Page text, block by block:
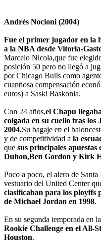
Andrés Nocioni (2004)
Fue el primer jugador en la
a la NBA desde Vitoria-
Marcelo Nicola,que fue
posición 50 pero no llegó a
por Chicago Bulls como
cuantiosa compensación
euros) a Saski Baskonia.
Con 24 años,el Chapu
colgada en su cuello tras los
2004.Su bagaje en el
y de competitividad a la
que sus principales
Duhon,Ben Gordon y Kirk
Poco a poco, el alero de
vestuario del United Center
clasificaban para los ployffs
de Michael Jordan en 1998.
En su segunda temporada en
Rookie Challenge en el All-
Houston.